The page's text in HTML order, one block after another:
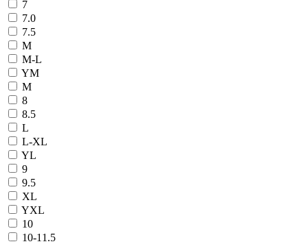
7
7.0
7.5
M
M-L
YM
М
8
8.5
L
L-XL
YL
9
9.5
XL
YXL
10
10-11.5